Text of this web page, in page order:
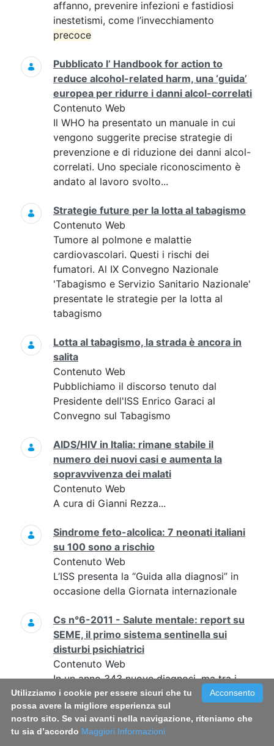
affanno, prevenire infezioni e fastidiosi
inestetismi, come l’invecchiamento
precoce
Pubblicato l’ Handbook for action to
reduce alcohol-related harm, una ‘guida’
europea per ridurre i danni alcol-correlati
Contenuto Web
Il WHO ha presentato un manuale in cui
vengono suggerite precise strategie di
prevenzione e di riduzione dei danni alcol-
correlati. Uno speciale riconoscimento è
andato al lavoro svolto...
Strategie future per la lotta al tabagismo
Contenuto Web
Tumore al polmone e malattie
cardiovascolari. Questi i rischi dei
fumatori. Al IX Convegno Nazionale
'Tabagismo e Servizio Sanitario Nazionale'
presentate le strategie per la lotta al
tabagismo
Lotta al tabagismo, la strada è ancora in
salita
Contenuto Web
Pubblichiamo il discorso tenuto dal
Presidente dell'ISS Enrico Garaci al
Convegno sul Tabagismo
AIDS/HIV in Italia: rimane stabile il
numero dei nuovi casi e aumenta la
sopravvivenza dei malati
Contenuto Web
A cura di Gianni Rezza...
Sindrome feto-alcolica: 7 neonati italiani
su 100 sono a rischio
Contenuto Web
L’ISS presenta la “Guida alla diagnosi” in
occasione della Giornata internazionale
Cs n°6-2011 - Salute mentale: report su
SEME, il primo sistema sentinella sui
disturbi psichiatrici
Contenuto Web
In un anno 343 nuove diagnosi, ma tra i
primi sintomi e l’accesso ai servizi un
ritardo di almeno 4 anni per la metà dei
pazienti
Acconsento
Utilizziamo i cookie per essere sicuri che tu
possa avere la migliore esperienza sul
nostro sito. Se vai avanti nella navigazione, riteniamo che
tu sia d’accordo Maggiori Informazioni